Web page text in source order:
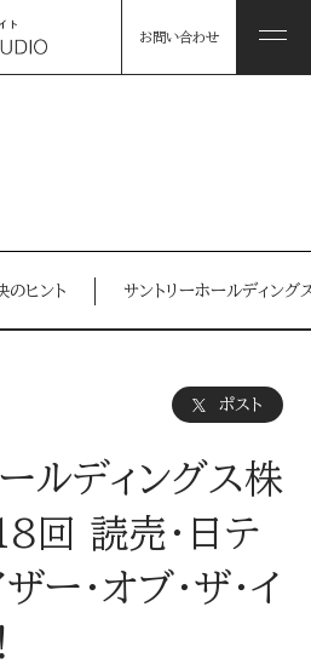
お問い合わせ
ヒント サントリーホールディン
ポスト
ルディングス株
回 読売・日テ
ー・オブ・ザ・イ